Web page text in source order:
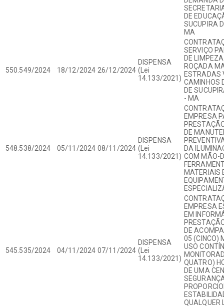
DE
SUCUPIRA
MA
550.549/2024 18/12/2024 26/12/2024
DISPENSA
(Lei
14.133/2021)
SERVIÇO
DE
ROÇADA
ESTRADAS
CAMINHOS
DE
- MA
548.538/2024 05/11/2024 08/11/2024
DISPENSA
(Lei
14.133/2021)
EMPRESA
DE
DA
COM MÃO-
MATERIAIS
545.535/2024 04/11/2024 07/11/2024
DISPENSA
(Lei
14.133/2021)
EMPRESA
EM
DE
05 (CINCO)
USO
QUATRO)
DE UMA
QUALQUER